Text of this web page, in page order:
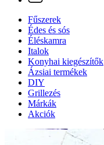
Fűszerek
Édes és sós
Éléskamra
Italok
Konyhai kiegészítők
Ázsiai termékek
DIY
Grillezés
Márkák
Akciók